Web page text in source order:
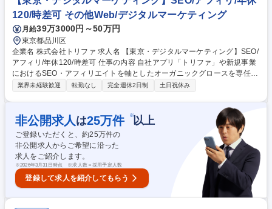
120/時差可 その他Web/デジタルマーケティング
月給39万3000円～50万円
東京都品川区
企業名 株式会社トリファ 求人名 【東京・デジタルマーケティング】SEO/
アフィリ/年休120/時差可 仕事の内容 自社アプリ「トリファ」や新規事業
におけるSEO・アフィリエイトを軸としたオーガニックグロースを専任で
担います。戦略立案からコンテンツ企画、外部開拓を通じ、資産型チャネ
定、改善サイクルの推進 ■SEO記事のコンテンツ企画、外部ライター等の
制作ディレクション ■旅行メディア・ブロガー等の外部パートナー開拓、
提携交渉 ■アフィリエイト施策（ASP活用）の戦略設計・運用 ■Web-to-A
pp動線最適化、LPO・CRO施策の実行 【業務内容の変更範囲】当社の指
定する業務 募集職種 【東京・デジタルマーケティング】SEO/アフィリ/年
休120/時差可
業界未経験歓迎 転勤なし 完全週休2日制 土日祝休み
非公開求人 は25万件 ※以上
ご登録いただくと、約25万件の
非公開求人からご希望に沿った
求人をご紹介します。
※2026年3月31日時点 ※求人数＝採用予定人数
登録して求人を紹介してもらう